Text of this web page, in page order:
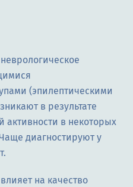
(эпилептическими
в результате
активности в некоторых
диагностируют у
на качество